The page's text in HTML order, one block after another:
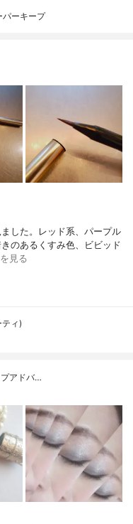
パーキープ
した。レッド系、パープル
のあるくすみ色、ビビッド
見る
ィ)
アドバ…